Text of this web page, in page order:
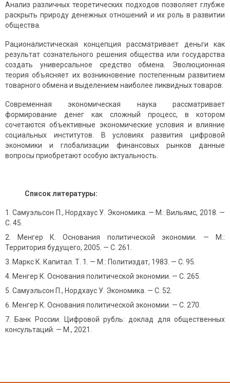
Анализ различных теоретических подходов позволяет глубже
раскрыть природу денежных отношений и их роль в развитии
общества.
Рационалистическая концепция рассматривает деньги как
результат сознательного решения общества или государства
создать универсальное средство обмена. Эволюционная
теория объясняет их возникновение постепенным развитием
товарного обмена и выделением наиболее ликвидных товаров.
Современная экономическая наука рассматривает
формирование денег как сложный процесс, в котором
сочетаются объективные экономические условия и влияние
социальных институтов. В условиях развития цифровой
экономики и глобализации финансовых рынков данные
вопросы приобретают особую актуальность.
Список литературы:
Самуэльсон П., Нордхаус У. Экономика. — М.: Вильямс, 2018. —
С. 45.
Менгер К. Основания политической экономии. — М.:
Территория будущего, 2005. — С. 261.
Маркс К. Капитал. Т. 1. — М.: Политиздат, 1983. — С. 95.
Менгер К. Основания политической экономии. — С. 265.
Самуэльсон П., Нордхаус У. Экономика. — С. 52.
Менгер К. Основания политической экономии. — С. 270.
Банк России. Цифровой рубль: доклад для общественных
консультаций. — М., 2021.